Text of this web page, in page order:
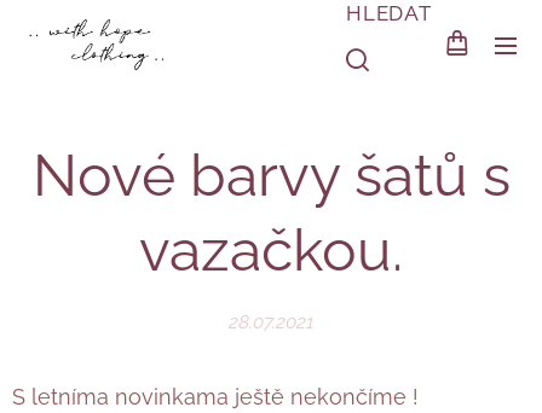
HLEDAT
Nové barvy šatů s
vazačkou.
28.07.2021
S letníma novinkama ještě nekončíme !